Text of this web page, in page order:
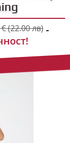
(22.00 лв)-